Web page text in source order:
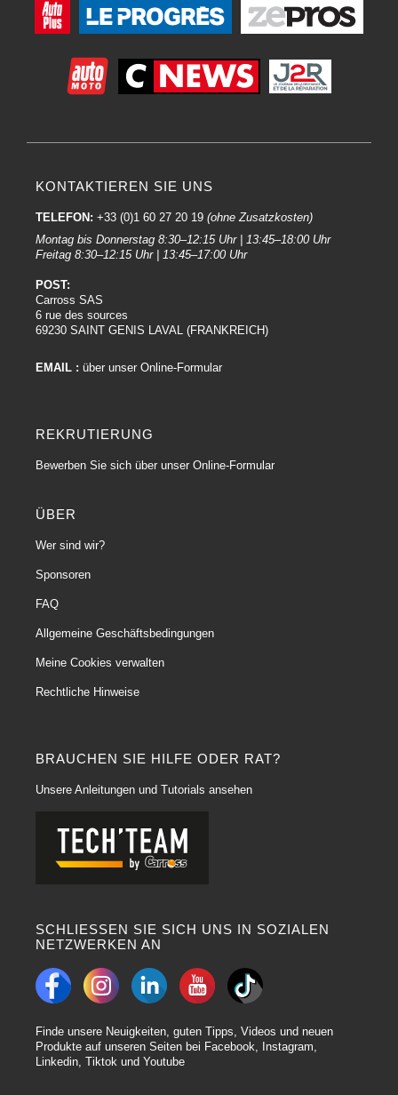
BRAUCHEN SIE HILFE ODER RAT?
Unsere Anleitungen und Tutorials ansehen
SCHLIESSEN SIE SICH UNS IN SOZIALEN
NETZWERKEN AN
Finde unsere Neuigkeiten, guten Tipps, Videos und neuen
Produkte auf unseren Seiten bei Facebook, Instagram,
Linkedin, Tiktok und Youtube
KONTAKTIEREN SIE UNS
TELEFON: +33 (0)1 60 27 20 19 (ohne Zusatzkosten)
Montag bis Donnerstag 8:30–12:15 Uhr | 13:45–18:00 Uhr
Freitag 8:30–12:15 Uhr | 13:45–17:00 Uhr
POST:
Carross SAS
6 rue des sources
69230 SAINT GENIS LAVAL (FRANKREICH)
EMAIL : über unser Online-Formular
REKRUTIERUNG
Bewerben Sie sich über unser Online-Formular
ÜBER
Wer sind wir?
Sponsoren
FAQ
Allgemeine Geschäftsbedingungen
Meine Cookies verwalten
Rechtliche Hinweise